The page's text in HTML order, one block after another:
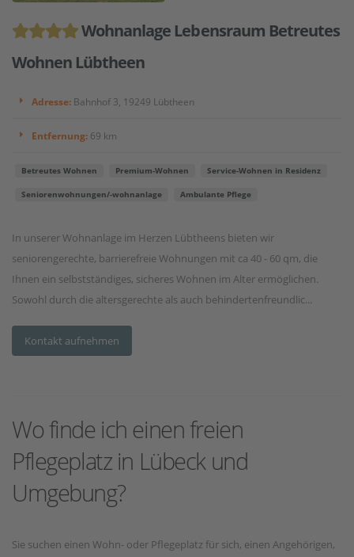
Wohnanlage Lebensraum Betreutes
Wohnen Lübtheen
Adresse: Bahnhof 3, 19249 Lübtheen
Entfernung: 69 km
Betreutes Wohnen Premium-Wohnen Service-Wohnen in Residenz
Seniorenwohnungen/-wohnanlage Ambulante Pflege
In unserer Wohnanlage im Herzen Lübtheens bieten wir
seniorengerechte, barrierefreie Wohnungen mit ca 40 - 60 qm, die
Ihnen ein selbstständiges, sicheres Wohnen im Alter ermöglichen.
Sowohl durch die altersgerechte als auch behindertenfreundlic...
Kontakt aufnehmen
Wo finde ich einen freien
Pflegeplatz in Lübeck und
Umgebung?
Sie suchen einen Wohn- oder Pflegeplatz für sich, einen Angehörigen,